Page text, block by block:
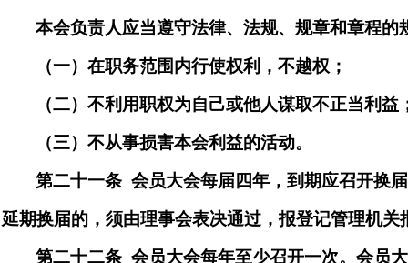
本会负责人应当遵守法律、法规、规章和章程
（一）在职务范围内行使权利，不越权；
（二）不利用职权为自己或他人谋取不正当利益
（三）不从事损害本会利益的活动。
第二十一条 会员大会每届 四年，到期应召开换
延期换届的，须由理事会表决通过，报登记管理机
第二十二条 会员大会每年至少召开一次。会员